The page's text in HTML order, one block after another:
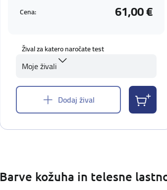
Cena: 61,00 €
Žival za katero naročate test
Moje živali
Dodaj žival
Barve kožuha in telesne